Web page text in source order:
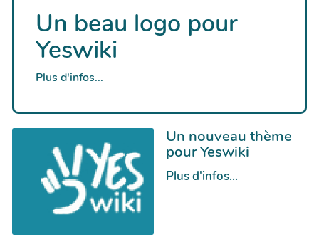
Un beau logo pour
Yeswiki
Plus d'infos...
Un nouveau thème
pour Yeswiki
Plus d'infos...